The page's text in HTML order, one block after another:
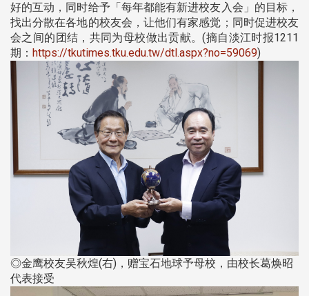
好的互动，同时给予「每年都能有新进校友入会」的目标，
找出分散在各地的校友会，让他们有家感觉；同时促进校友
会之间的团结，共同为母校做出贡献。(摘自淡江时报1211
期： https://tkutimes.tku.edu.tw/dtl.aspx?no=59069)
◎金鹰校友吴秋煌(右)，赠宝石地球予母校，由校长葛焕昭
代表接受